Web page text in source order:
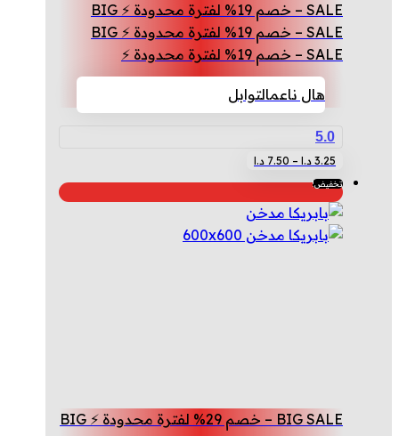
SALE – خصم 19% لفترة محدودة ⚡ BIG
SALE – خصم 19% لفترة محدودة ⚡ BIG
SALE – خصم 19% لفترة محدودة ⚡
هال ناعمالتوابل
5.0
3.25 د.ا –
7.50 د.انطاق
خلال
العديد
من
الأشكال
المختلفة
المنتج
تخفيض!
BIG SALE – خصم 29% لفترة محدودة ⚡ BIG